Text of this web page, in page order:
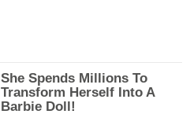
She Spends Millions To
Transform Herself Into A
Barbie Doll!